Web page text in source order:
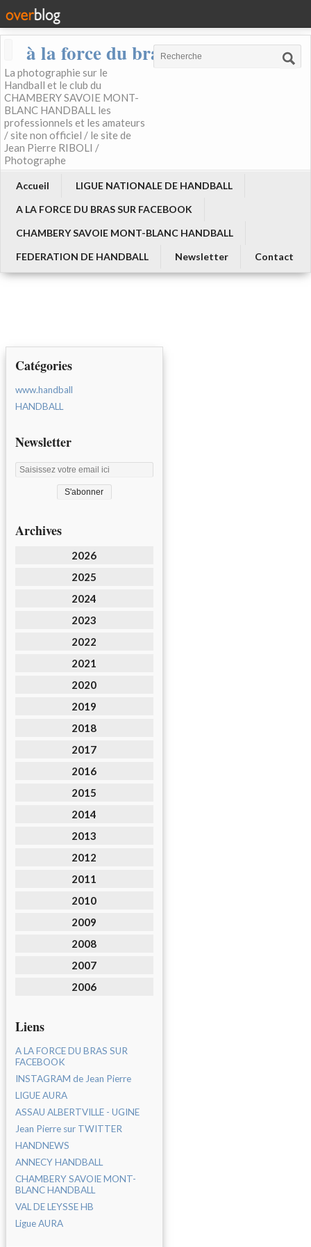
à la force du bras
La photographie sur le
Handball et le club du
CHAMBERY SAVOIE MONT-
BLANC HANDBALL les
professionnels et les amateurs
/ site non officiel / le site de
Jean Pierre RIBOLI /
Photographe
Accueil
LIGUE NATIONALE DE HANDBALL
A LA FORCE DU BRAS SUR FACEBOOK
CHAMBERY SAVOIE MONT-BLANC HANDBALL
FEDERATION DE HANDBALL
Newsletter Contact
Catégories
www.handball
HANDBALL
Newsletter
Archives
2026
2025
2024
2023
2022
2021
2020
2019
2018
2017
2016
2015
2014
2013
2012
2011
2010
2009
2008
2007
2006
Liens
A LA FORCE DU BRAS SUR
FACEBOOK
INSTAGRAM de Jean Pierre
LIGUE AURA
ASSAU ALBERTVILLE - UGINE
Jean Pierre sur TWITTER
HANDNEWS
ANNECY HANDBALL
CHAMBERY SAVOIE MONT-
BLANC HANDBALL
VAL DE LEYSSE HB
Ligue AURA